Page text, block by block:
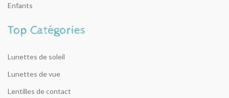
Enfants
Lunettes de soleil
Lunettes de vue
Lentilles de contact